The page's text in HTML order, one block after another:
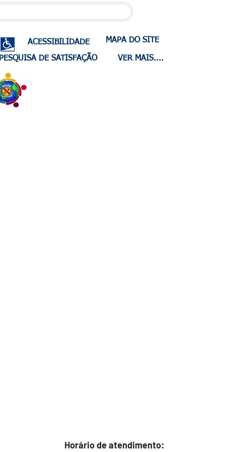
ACESSIBILIDADE MAPA DO SITE
PESQUISA DE SATISFAÇÃO VER MAIS....
Horário de atendimento: